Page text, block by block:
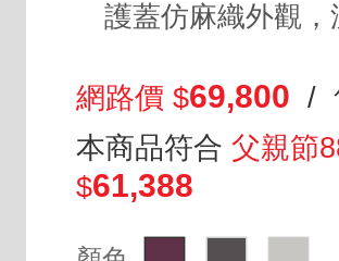
護蓋仿麻織外觀，
網路價 $69,800 /
本商品符合 父親節
$61,388